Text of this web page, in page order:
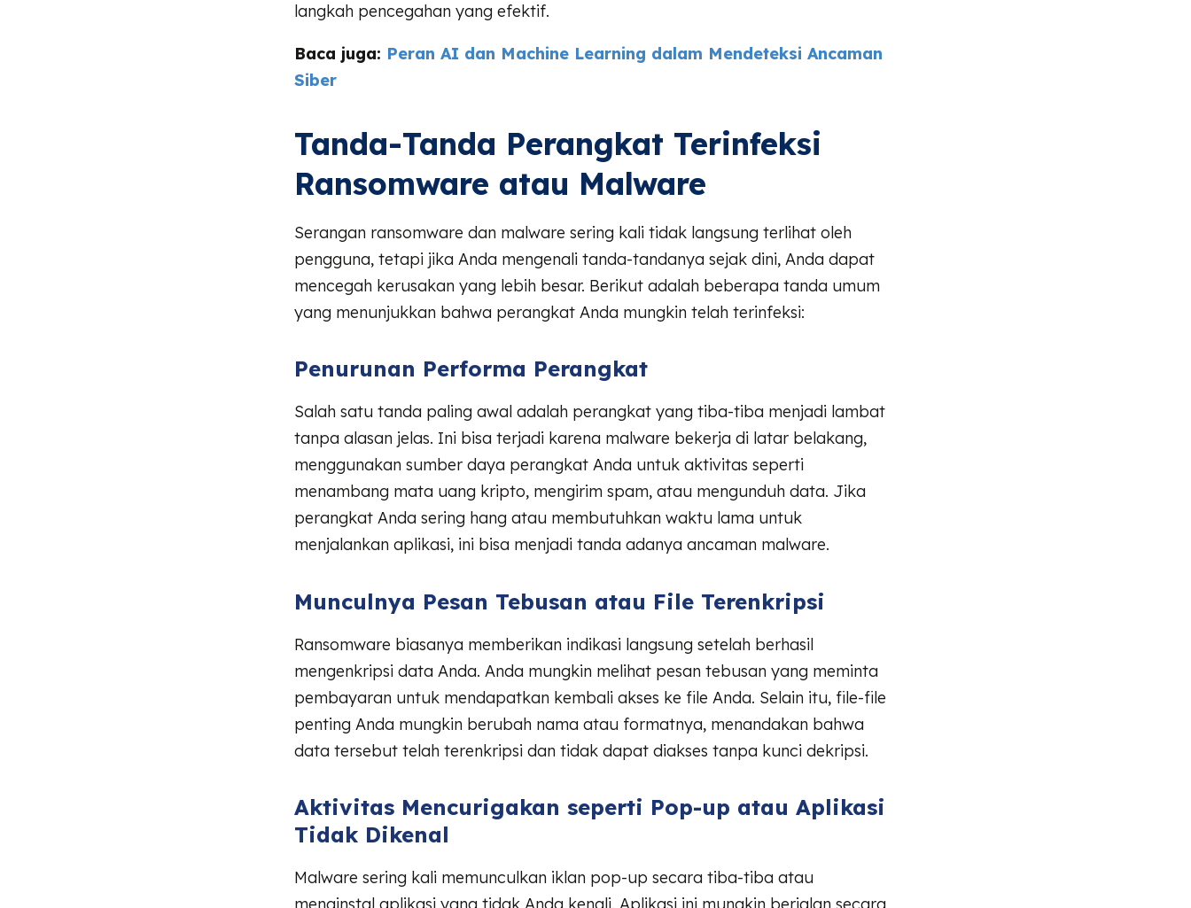
langkah pencegahan yang efektif.
Baca juga: Peran AI dan Machine Learning dalam Mendeteksi Ancaman
Siber
Tanda-Tanda Perangkat Terinfeksi
Ransomware atau Malware
Serangan ransomware dan malware sering kali tidak langsung terlihat oleh
pengguna, tetapi jika Anda mengenali tanda-tandanya sejak dini, Anda dapat
mencegah kerusakan yang lebih besar. Berikut adalah beberapa tanda umum
yang menunjukkan bahwa perangkat Anda mungkin telah terinfeksi:
Penurunan Performa Perangkat
Salah satu tanda paling awal adalah perangkat yang tiba-tiba menjadi lambat
tanpa alasan jelas. Ini bisa terjadi karena malware bekerja di latar belakang,
menggunakan sumber daya perangkat Anda untuk aktivitas seperti
menambang mata uang kripto, mengirim spam, atau mengunduh data. Jika
perangkat Anda sering hang atau membutuhkan waktu lama untuk
menjalankan aplikasi, ini bisa menjadi tanda adanya ancaman malware.
Munculnya Pesan Tebusan atau File Terenkripsi
Ransomware biasanya memberikan indikasi langsung setelah berhasil
mengenkripsi data Anda. Anda mungkin melihat pesan tebusan yang meminta
pembayaran untuk mendapatkan kembali akses ke file Anda. Selain itu, file-file
penting Anda mungkin berubah nama atau formatnya, menandakan bahwa
data tersebut telah terenkripsi dan tidak dapat diakses tanpa kunci dekripsi.
Aktivitas Mencurigakan seperti Pop-up atau Aplikasi
Tidak Dikenal
Malware sering kali memunculkan iklan pop-up secara tiba-tiba atau